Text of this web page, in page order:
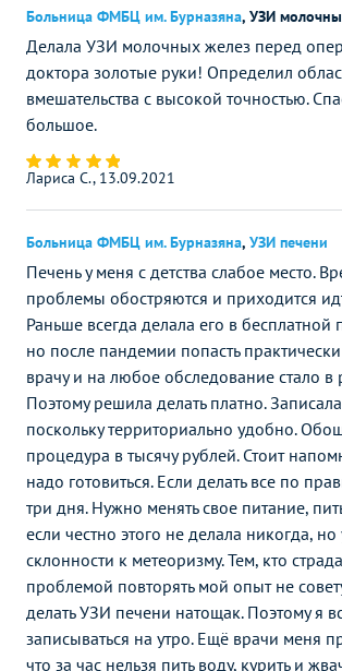
Больница ФМБЦ им. Бурназяна, УЗИ
Делала УЗИ молочных желез перед
доктора золотые руки! Определил
вмешательства с высокой точностью.
большое.
Лариса С., 13.09.2021
Больница ФМБЦ им. Бурназяна, УЗИ печени
Печень у меня с детства слабое место.
проблемы обостряются и приходится
Раньше всегда делала его в бесплатной
но после пандемии попасть
врачу и на любое обследование стало в
Поэтому решила делать платно.
поскольку территориально удобно.
процедура в тысячу рублей. Стоит
надо готовиться. Если делать все по
три дня. Нужно менять свое питание,
если честно этого не делала никогда, но
склонности к метеоризму. Тем, кто
проблемой повторять мой опыт не
делать УЗИ печени натощак. Поэтому я
записываться на утро. Ещё врачи меня
что за час нельзя пить воду, курить и